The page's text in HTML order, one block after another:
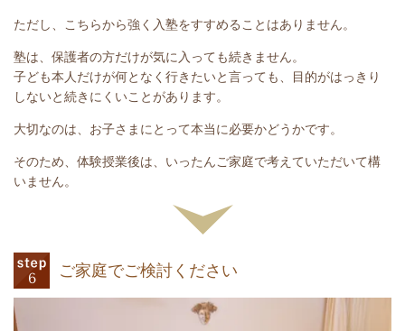
ただし、こちらから強く入塾をすすめることはありません。
塾は、保護者の方だけが気に入っても続きません。
子ども本人だけが何となく行きたいと言っても、目的がはっきり
しないと続きにくいことがあります。
大切なのは、お子さまにとって本当に必要かどうかです。
そのため、体験授業後は、いったんご家庭で考えていただいて構
いません。
ご家庭でご検討ください